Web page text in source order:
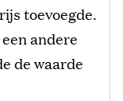
toevoegde.
andere
de waarde